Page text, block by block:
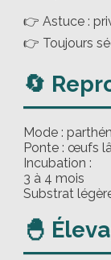
👉 Astuce :
👉 Toujours
🔄
Mode :
Ponte : œufs
Incubation :
3 à 4 mois
Substrat
🐣